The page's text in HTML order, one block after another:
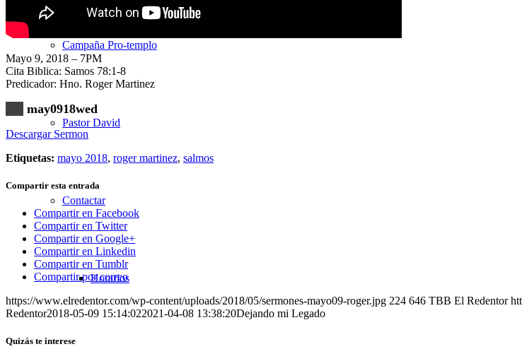
Campaña Pro-templo
Pastor David
Contactar
Horarios
Mayo 9, 2018 – 7PM
Cita Biblica: Samos 78:1-8
Predicador: Hno. Roger Martinez
may0918wed
Descargar Sermon
Etiquetas: mayo 2018, roger martinez, salmos
Compartir esta entrada
Compartir en Facebook
Compartir en Twitter
Compartir en Google+
Compartir en Linkedin
Compartir en Tumblr
Compartir por correo
https://www.elredentor.com/wp-content/uploads/2018/05/sermones-mayo09-roger.jpg 224 646 TBB El Redentor
Redentor2018-05-09 15:14:022021-04-08 13:38:20Dejando mi Legado
Quizás te interese